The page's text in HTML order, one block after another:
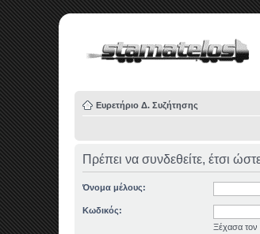
Ευρετήριο Δ. Συζήτησης
Πρέπει να συνδεθείτε, έτσι
Όνομα μέλους:
Κωδικός:
Ξέχασα τον